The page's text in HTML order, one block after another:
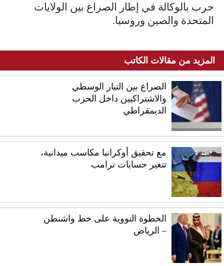
حرب بالوكالة في إطار الصراع بين الولايات
المتحدة والصين وروسيا.
المزيد من مقالات الكاتب
الصراع بين التيار الوسطي
والاشتراكيين داخل الحزب
الديمقراطي
مع تحقيق أوكرانيا مكاسب ميدانية،
تتغير حسابات ترامب
الخطوة النووية على خط واشنطن
– الرياض